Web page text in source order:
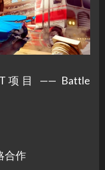
项目 —— Battle
合作